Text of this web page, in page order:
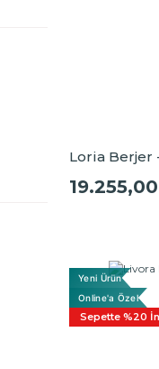
Loria Berjer
Yeni Ürün
Online'a Özel
Sepette %20